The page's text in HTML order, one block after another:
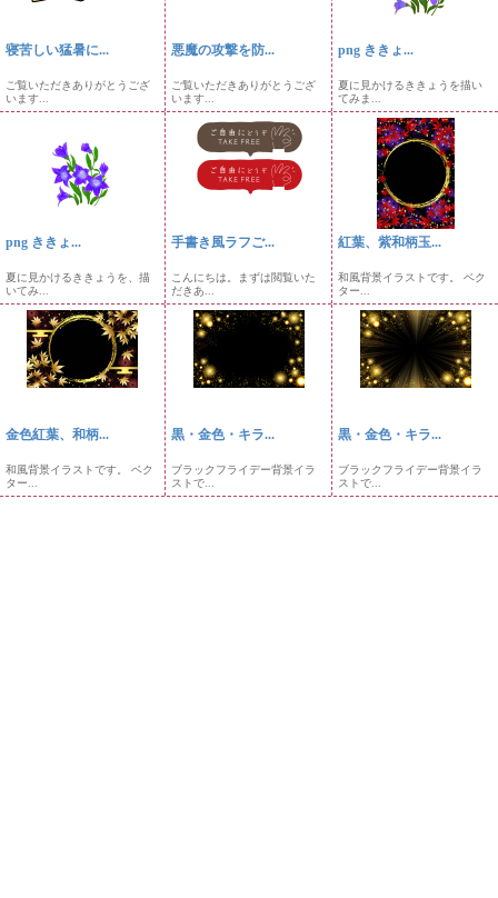
寝苦しい猛暑に...
ご覧いただきありがとうござ
います...
悪魔の攻撃を防...
ご覧いただきありがとうござ
います...
png ききょ...
夏に見かけるききょうを描い
てみま...
png ききょ...
夏に見かけるききょうを、描
いてみ...
手書き風ラフご...
こんにちは。まずは閲覧いた
だきあ...
紅葉、紫和柄玉...
和風背景イラストです。 ベク
ター...
金色紅葉、和柄...
和風背景イラストです。 ベク
ター...
黒・金色・キラ...
ブラックフライデー背景イラ
ストで...
黒・金色・キラ...
ブラックフライデー背景イラ
ストで...